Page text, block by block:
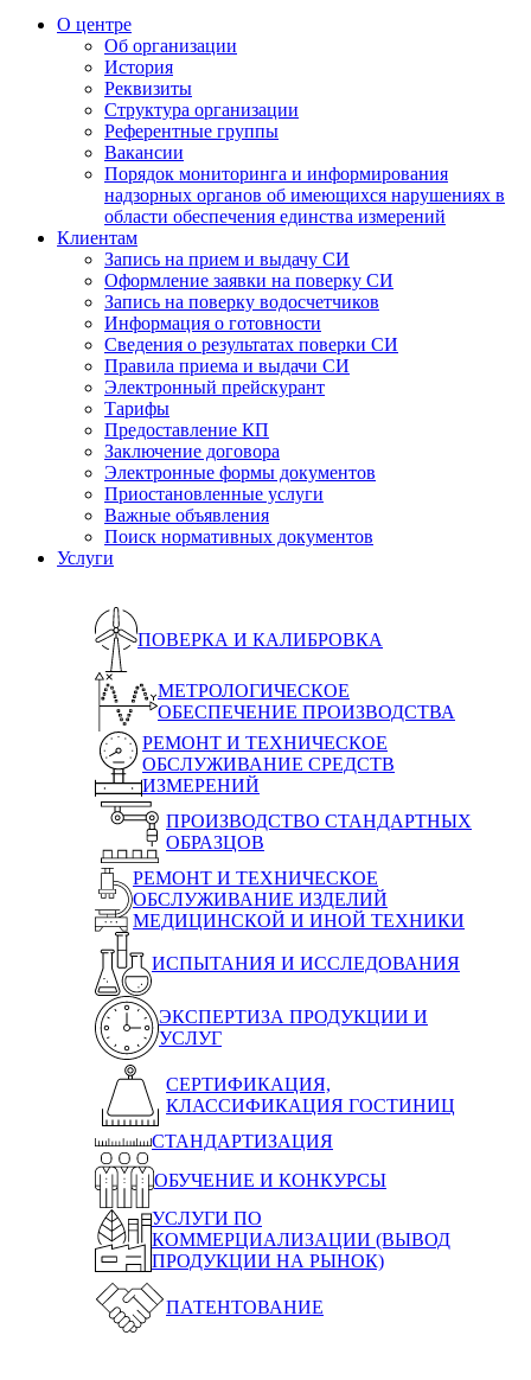
О центре
Об организации
История
Реквизиты
Структура организации
Референтные группы
Вакансии
Порядок мониторинга и информирования
надзорных органов об имеющихся нарушениях в
области обеспечения единства измерений
Клиентам
Запись на прием и выдачу СИ
Оформление заявки на поверку СИ
Запись на поверку водосчетчиков
Информация о готовности
Сведения о результатах поверки СИ
Правила приема и выдачи СИ
Электронный прейскурант
Тарифы
Предоставление КП
Заключение договора
Электронные формы документов
Приостановленные услуги
Важные объявления
Поиск нормативных документов
Услуги
ПОВЕРКА И КАЛИБРОВКА
МЕТРОЛОГИЧЕСКОЕ
ОБЕСПЕЧЕНИЕ ПРОИЗВОДСТВА
РЕМОНТ И ТЕХНИЧЕСКОЕ
ОБСЛУЖИВАНИЕ СРЕДСТВ
ИЗМЕРЕНИЙ
ПРОИЗВОДСТВО СТАНДАРТНЫХ
ОБРАЗЦОВ
РЕМОНТ И ТЕХНИЧЕСКОЕ
ОБСЛУЖИВАНИЕ ИЗДЕЛИЙ
МЕДИЦИНСКОЙ И ИНОЙ ТЕХНИКИ
ИСПЫТАНИЯ И ИССЛЕДОВАНИЯ
ЭКСПЕРТИЗА ПРОДУКЦИИ И
УСЛУГ
СЕРТИФИКАЦИЯ,
КЛАССИФИКАЦИЯ ГОСТИНИЦ
СТАНДАРТИЗАЦИЯ
ОБУЧЕНИЕ И КОНКУРСЫ
УСЛУГИ ПО
КОММЕРЦИАЛИЗАЦИИ (ВЫВОД
ПРОДУКЦИИ НА РЫНОК)
ПАТЕНТОВАНИЕ